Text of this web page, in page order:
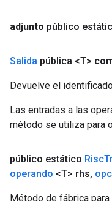
adjunto público
Salida pública <T>
Devuelve el
Las entradas a las
método se utiliza para
público estático Risc
operando <T> rhs,
Método de fábrica para